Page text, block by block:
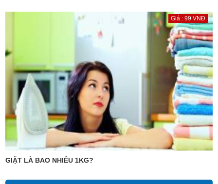
Giá : 99 VNĐ
GIẶT LÀ BAO NHIÊU 1KG?